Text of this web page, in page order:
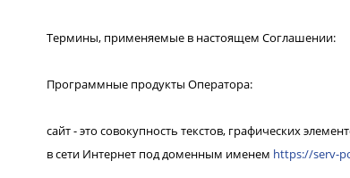
Термины, применяемые в настоящем Соглашении:
Программные продукты Оператора:
сайт - это совокупность текстов, графических
в сети Интернет под доменным именем https://serv-